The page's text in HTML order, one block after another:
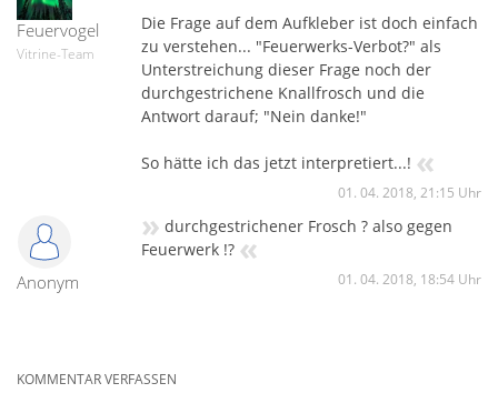
Feuervogel
Vitrine-Team
Die Frage auf dem Aufkleber ist doch einfach
zu verstehen... "Feuerwerks-Verbot?" als
Unterstreichung dieser Frage noch der
durchgestrichene Knallfrosch und die
Antwort darauf; "Nein danke!"
So hätte ich das jetzt interpretiert...! «
01. 04. 2018, 21:15 Uhr
Anonym
» durchgestrichener Frosch ? also gegen
Feuerwerk !? «
01. 04. 2018, 18:54 Uhr
KOMMENTAR VERFASSEN